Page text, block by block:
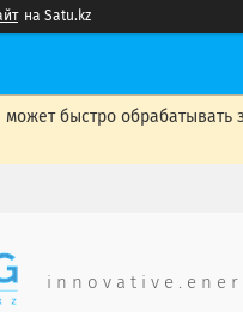
на Satu.kz
быстро
i n n o v a t i v e . e n e r